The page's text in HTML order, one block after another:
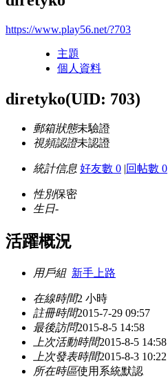
https://www.play56.net/?703
主題
個人資料
diretyko(UID: 703)
郵箱狀態未驗證
視頻認證未認證
統計信息 好友數 0 |回帖數 0
性別保密
生日-
活躍概況
用戶組 新手上路
在線時間2 小時
註冊時間2015-7-29 09:57
最後訪問2015-8-5 14:58
上次活動時間2015-8-5 14:58
上次發表時間2015-8-3 10:22
所在時區使用系統默認